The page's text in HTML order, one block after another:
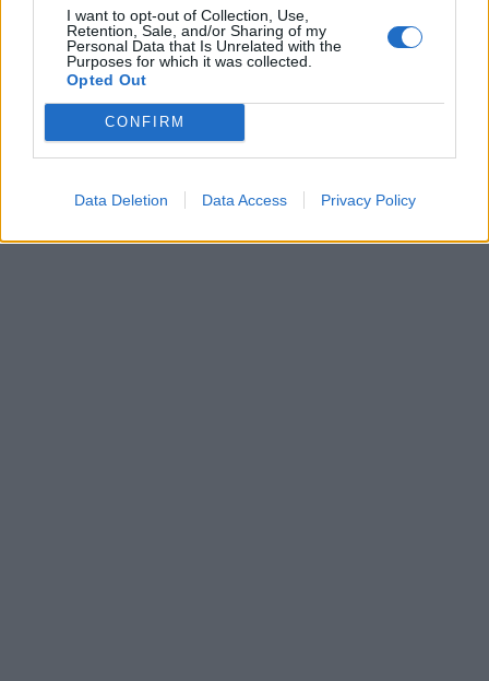
I want to opt-out of Collection, Use,
Retention, Sale, and/or Sharing of my
Personal Data that Is Unrelated with the
Purposes for which it was collected.
Opted Out
CONFIRM
Data Deletion Data Access Privacy Policy
Δείτε ποιάνοσοκομείαεφημερεύουν